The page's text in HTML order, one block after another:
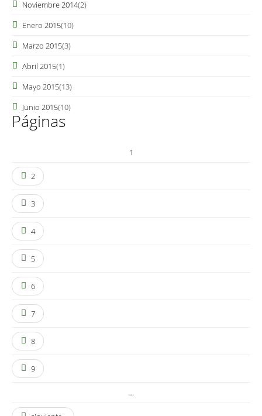
Noviembre 2014(2)
Enero 2015(10)
Marzo 2015(3)
Abril 2015(1)
Mayo 2015(13)
Junio 2015(10)
Páginas
1
2
3
4
5
6
7
8
9
…